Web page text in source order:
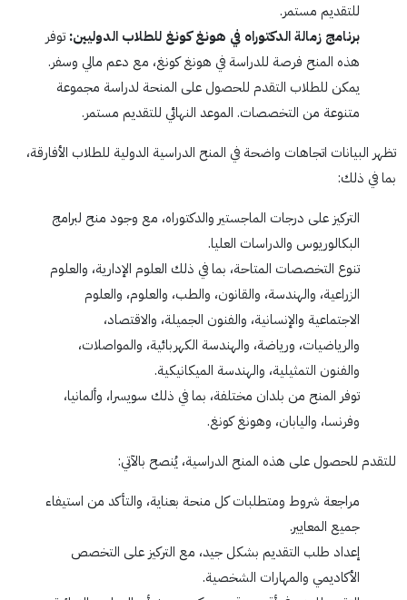
للتقديم مستمر.
برنامج زمالة الدكتوراه في هونغ كونغ للطلاب الدوليين: توفر
هذه المنح فرصة للدراسة في هونغ كونغ، مع دعم مالي وسفر.
يمكن للطلاب التقدم للحصول على المنحة لدراسة مجموعة
متنوعة من التخصصات. الموعد النهائي للتقديم مستمر.
تظهر البيانات اتجاهات واضحة في المنح الدراسية الدولية للطلاب الأفارقة،
بما في ذلك:
التركيز على درجات الماجستير والدكتوراه، مع وجود منح لبرامج
البكالوريوس والدراسات العليا.
تنوع التخصصات المتاحة، بما في ذلك العلوم الإدارية، والعلوم
الزراعية، والهندسة، والقانون، والطب، والعلوم، والعلوم
الاجتماعية والإنسانية، والفنون الجميلة، والاقتصاد،
والرياضيات، ورياضة، والهندسة الكهربائية، والمواصلات،
والفنون التمثيلية، والهندسة الميكانيكية.
توفر المنح من بلدان مختلفة، بما في ذلك سويسرا، وألمانيا،
وفرنسا، واليابان، وهونغ كونغ.
للتقدم للحصول على هذه المنح الدراسية، يُنصح بالآتي:
مراجعة شروط ومتطلبات كل منحة بعناية، والتأكد من استيفاء
جميع المعايير.
إعداد طلب التقديم بشكل جيد، مع التركيز على التخصص
الأكاديمي والمهارات الشخصية.